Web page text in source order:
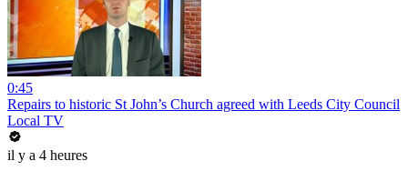
0:45
Repairs to historic St John’s Church agreed with Leeds City Council
Local TV
il y a 4 heures